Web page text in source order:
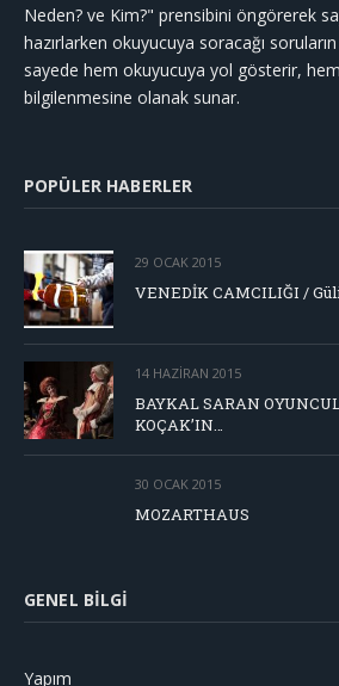
Neden? ve Kim?" prensibini öngörerek
hazırlarken okuyucuya soracağı
sayede hem okuyucuya yol gösterir,
bilgilenmesine olanak sunar.
POPÜLER HABERLER
29 OCAK 2015
VENEDİK CAMCILIĞI /
14 HAZIRAN 2015
BAYKAL SARAN
KOÇAK’IN…
30 OCAK 2015
MOZARTHAUS
GENEL BILGI
Yapım